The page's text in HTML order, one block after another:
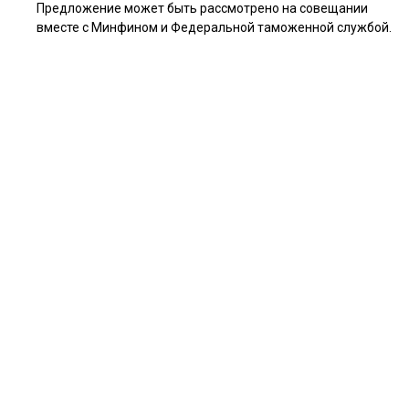
Предложение может быть рассмотрено на совещании
вместе с Минфином и Федеральной таможенной службой.